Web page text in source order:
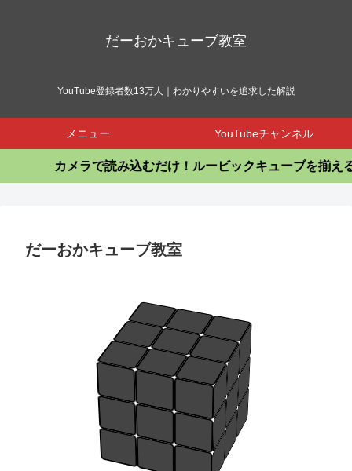
だーおかキューブ教室
YouTube登録者数13万人｜わかりやすいを追求した解説
メニュー YouTubeチャンネル
カメラで読み込むだけ！ルービックキューブを揃える
だーおかキューブ教室